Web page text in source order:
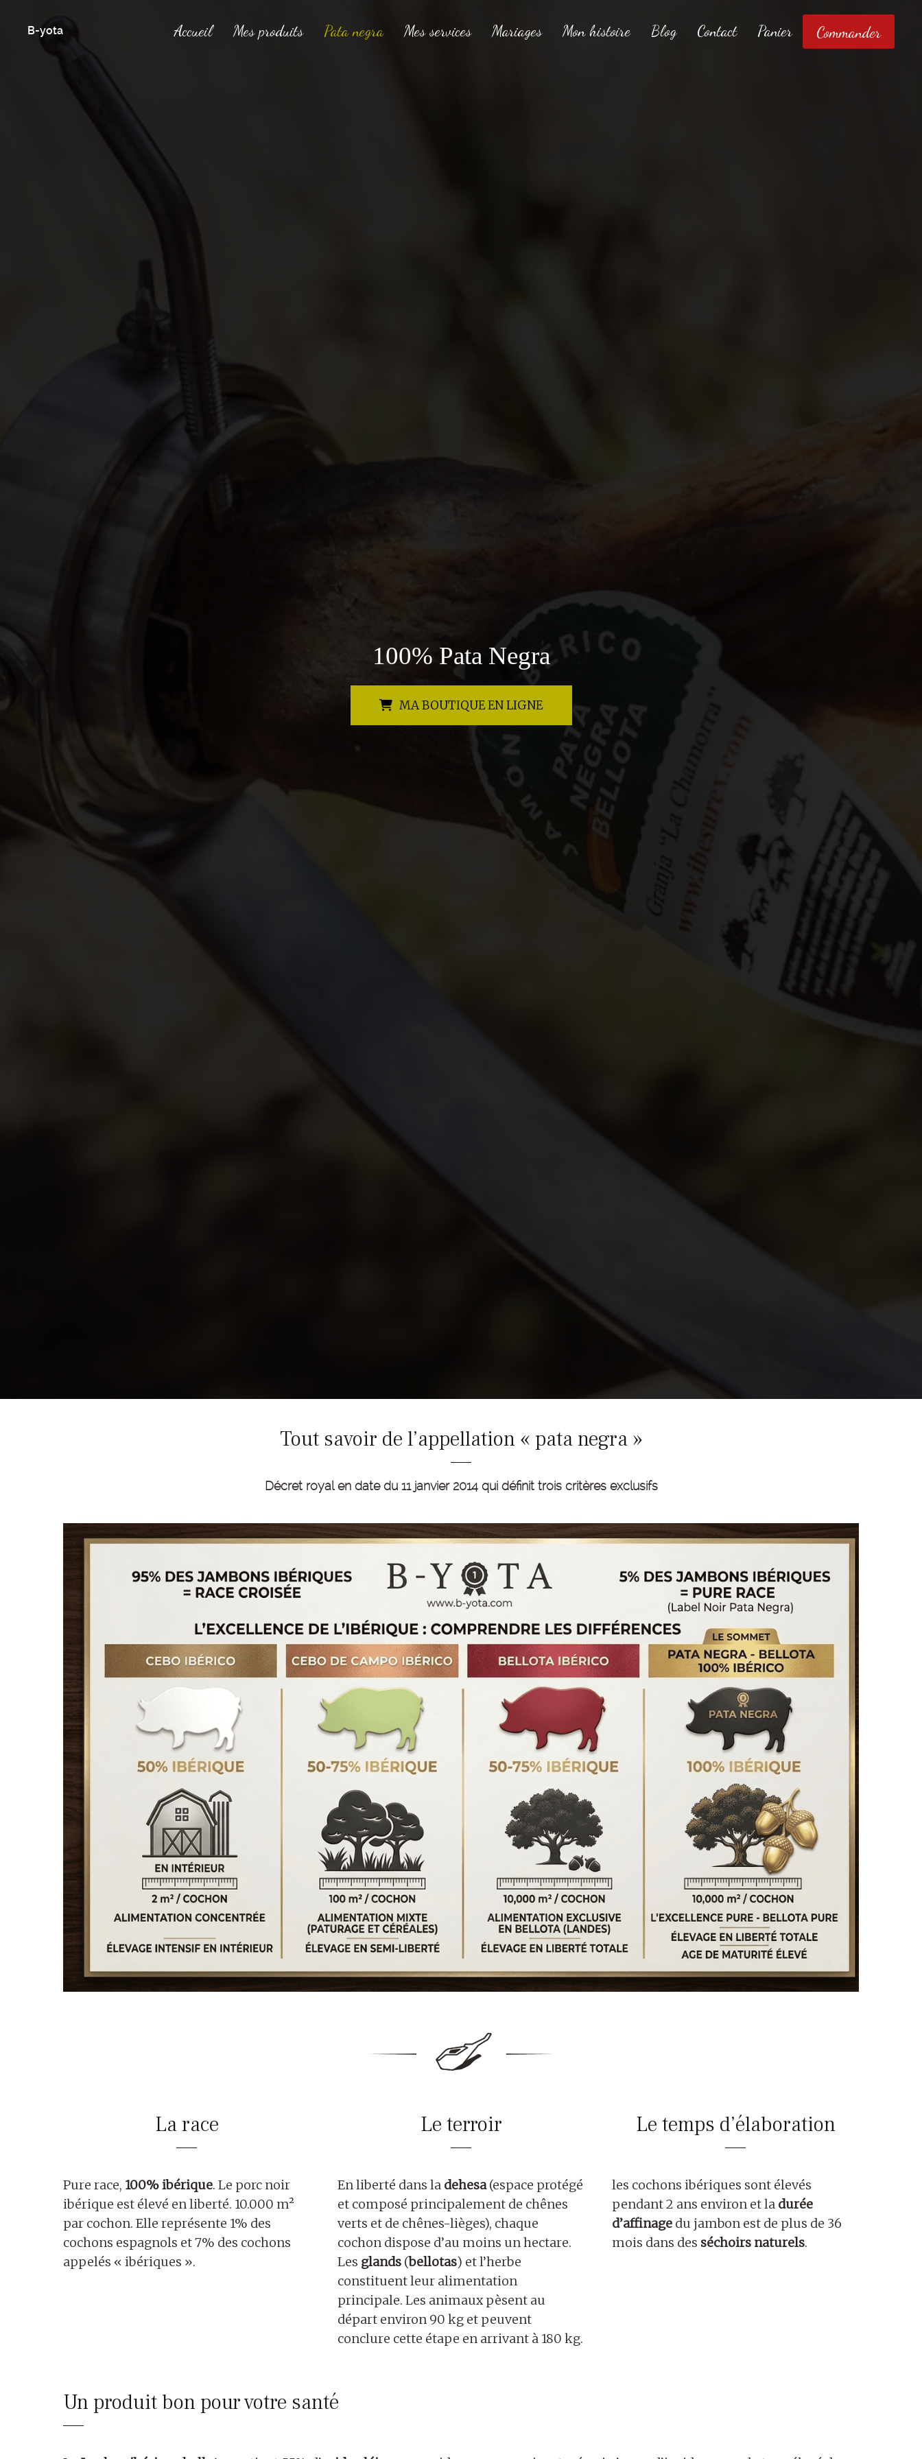
B-yota Accueil Mes produits Pata negra Mes services Mariages Mon histoire Blog Contact Panier Commander
100% Pata Negra
MA BOUTIQUE EN LIGNE
Tout savoir de l’appellation « pata negra »
Décret royal en date du 11 janvier 2014 qui définit trois critères exclusifs
La race
Pure race, 100% ibérique. Le porc noir
ibérique est élevé en liberté. 10.000 m²
par cochon. Elle représente 1% des
cochons espagnols et 7% des cochons
appelés « ibériques ».
Le terroir
En liberté dans la dehesa(espace protégé
et composé principalement de chênes
verts et de chênes-lièges), chaque
cochon dispose d’au moins un hectare.
Les glands (bellotas) et l’herbe
constituent leur alimentation
principale. Les animaux pèsent au
départ environ 90 kg et peuvent
conclure cette étape en arrivant à 180 kg.
Le temps d’élaboration
les cochons ibériques sont élevés
pendant 2 ans environ et la durée
d’affinage du jambon est de plus de 36
mois dans des séchoirs naturels.
Un produit bon pour votre santé